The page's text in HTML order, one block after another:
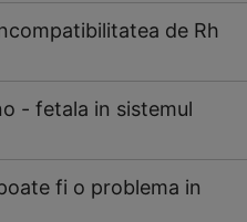
de Rh
- fetala in sistemul
fi o problema in